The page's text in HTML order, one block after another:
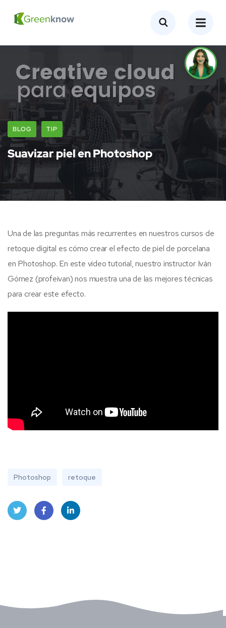
BLOG TIP
Suavizar piel en Photoshop
Una de las preguntas más recurrentes en nuestros cursos de
retoque digital es cómo crear el efecto de piel de porcelana
en Photoshop. En este video tutorial, nuestro instructor Iván
Gómez (profeivan) nos muestra una de las mejores técnicas
para crear este efecto.
Photoshop retoque